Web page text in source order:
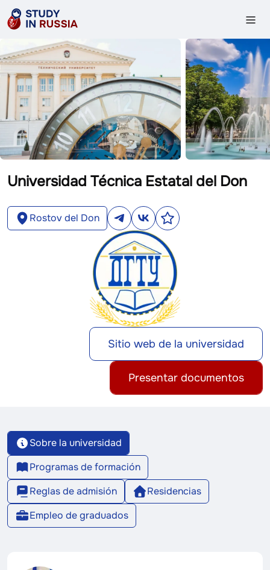
Universidad Técnica Estatal del Don
Rostov del Don
Sitio web de la universidad
Presentar documentos
Sobre la universidad
Programas de formación
Reglas de admisión
Residencias
Empleo de graduados